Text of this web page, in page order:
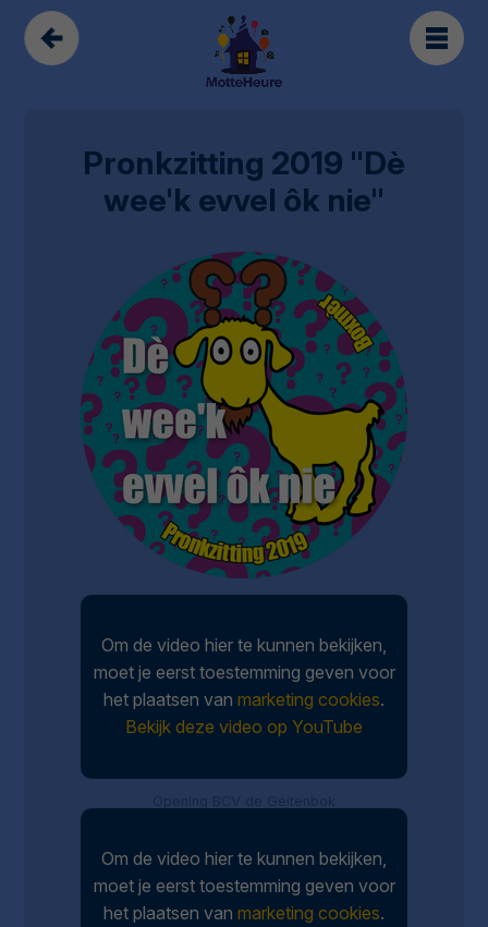
Pronkzitting 2019 "Dè
wee'k evvel ôk nie"
Om de video hier te kunnen bekijken,
moet je eerst toestemming geven voor
het plaatsen van marketing cookies.
Bekijk deze video op YouTube
Om de video hier te kunnen bekijken,
moet je eerst toestemming geven voor
het plaatsen van marketing cookies.